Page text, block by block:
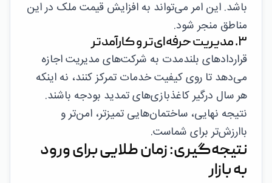
باشد. این امر می‌تواند به افزایش قیمت ملک در این
مناطق منجر شود.
۳. مدیریت حرفه‌ای‌تر و کارآمدتر
قراردادهای بلندمدت به شرکت‌های مدیریت اجازه
می‌دهد تا روی کیفیت خدمات تمرکز کنند، نه اینکه
هر سال درگیر کاغذبازی‌های تمدید بودجه باشند.
نتیجه نهایی، ساختمان‌هایی تمیزتر، امن‌تر و
باارزش‌تر برای شماست.
نتیجه‌گیری: زمان طلایی برای ورود
به بازار